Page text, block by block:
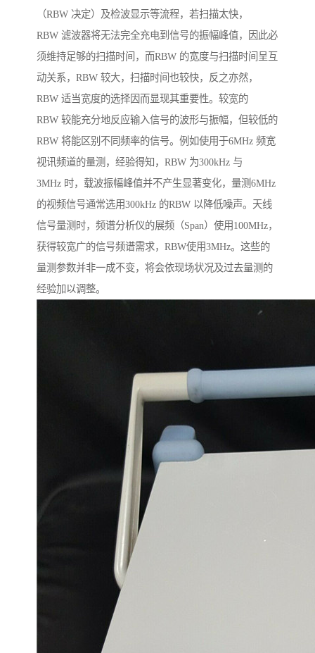
（RBW 决定）及检波显示等流程，若扫描太快，
RBW 滤波器将无法完全充电到信号的振幅峰值，因此必
须维持足够的扫描时间，而RBW 的宽度与扫描时间呈互
动关系，RBW 较大，扫描时间也较快，反之亦然，
RBW 适当宽度的选择因而显现其重要性。较宽的
RBW 较能充分地反应输入信号的波形与振幅，但较低的
RBW 将能区别不同频率的信号。例如使用于6MHz 频宽
视讯频道的量测，经验得知，RBW 为300kHz 与
3MHz 时，载波振幅峰值并不产生显著变化，量测6MHz
的视频信号通常选用300kHz 的RBW 以降低噪声。天线
信号量测时，频谱分析仪的展频（Span）使用100MHz，
获得较宽广的信号频谱需求，RBW使用3MHz。这些的
量测参数并非一成不变，将会依现场状况及过去量测的
经验加以调整。